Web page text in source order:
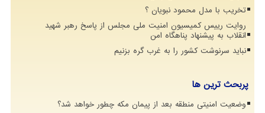
تخریب با مدل محمود نبویان ؟
روایت رییس کمیسیون امنیت ملی مجلس از پاسخ رهبر شهید
انقلاب به پیشنهاد پناهگاه امن
نباید سرنوشت کشور را به غرب گره بزنیم
پربحث ترین ها
وضعیت امنیتی منطقه بعد از پیمان مکه چطور خواهد شد؟